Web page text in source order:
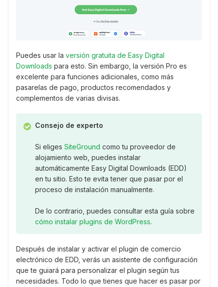
Puedes usar la versión gratuita de Easy Digital
Downloads para esto. Sin embargo, la versión Pro es
excelente para funciones adicionales, como más
pasarelas de pago, productos recomendados y
complementos de varias divisas.
Consejo de experto
Si eliges SiteGround como tu proveedor de
alojamiento web, puedes instalar
automáticamente Easy Digital Downloads (EDD)
en tu sitio. Esto te evita tener que pasar por el
proceso de instalación manualmente.
De lo contrario, puedes consultar esta guía sobre
cómo instalar plugins de WordPress.
Después de instalar y activar el plugin de comercio
electrónico de EDD, verás un asistente de configuración
que te guiará para personalizar el plugin según tus
necesidades. Todo lo que tienes que hacer es pasar por